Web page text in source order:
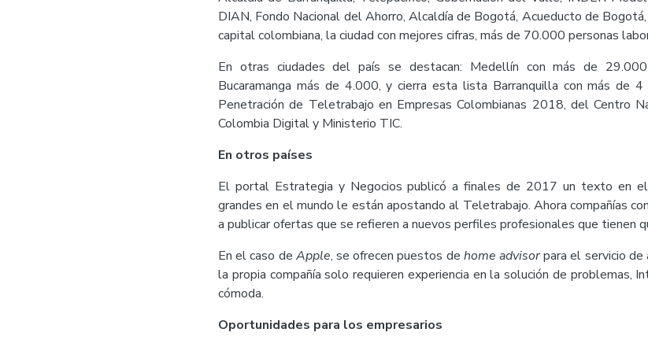
DIAN, Fondo Nacional del Ahorro, Alcaldía de Bogotá, Acueducto de
capital colombiana, la ciudad con mejores cifras, más de 70.000 personas
En otras ciudades del país se destacan: Medellín con más de
Bucaramanga más de 4.000, y cierra esta lista Barranquilla con más de
Penetración de Teletrabajo en Empresas Colombianas 2018, del Centro
Colombia Digital y Ministerio TIC.
En otros países
El portal Estrategia y Negocios publicó a finales de 2017 un texto en
grandes en el mundo le están apostando al Teletrabajo. Ahora compañías
a publicar ofertas que se refieren a nuevos perfiles profesionales que tienen
En el caso de Apple, se ofrecen puestos de home advisorpara el servicio de
la propia compañía solo requieren experiencia en la solución de problemas,
cómoda.
Oportunidades para los empresarios